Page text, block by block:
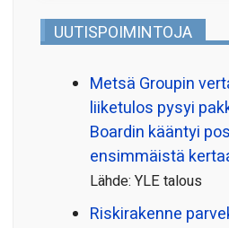
UUTISPOIMINTOJA
Metsä Groupin
liiketulos pysyi
Boardin kääntyi
ensimmäistä
Lähde: YLE talous
Riskirakenne